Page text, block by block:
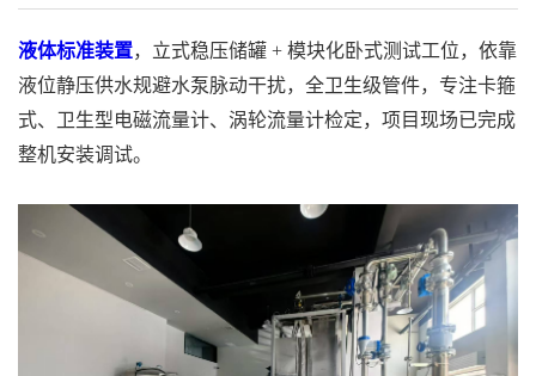
液体标准装置，立式稳压储罐 + 模块化卧式测试工位，依靠
液位静压供水规避水泵脉动干扰，全卫生级管件，专注卡箍
式、卫生型电磁流量计、涡轮流量计检定，项目现场已完成
整机安装调试。